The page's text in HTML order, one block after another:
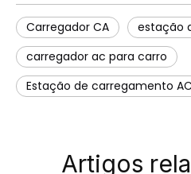
Carregador CA
estação
carregador ac para carro
Estação de carregamento
Artigos